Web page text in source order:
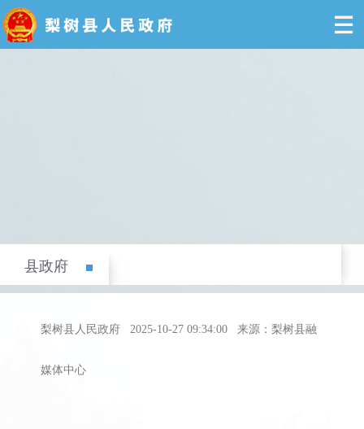
县政府
县政府>重要会议
梨树县人民政府 2025-10-27 09:34:00 来源：梨树县融
媒体中心